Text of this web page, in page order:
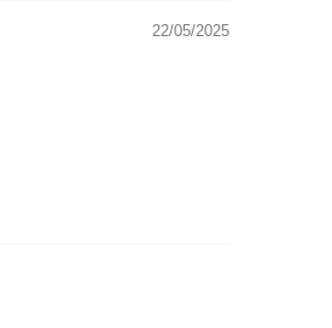
22/05/2025